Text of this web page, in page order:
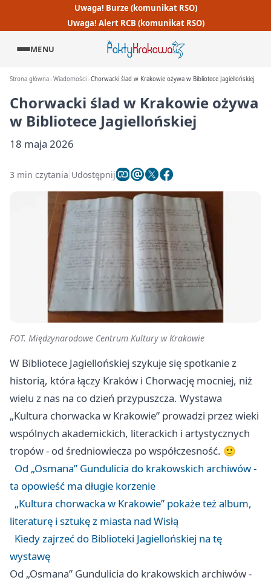
Uwaga! Burze (komunikat RSO)
Uwaga! Alert RCB (komunikat RSO)
MENU
Strona główna Wiadomości Chorwacki ślad w Krakowie ożywa w Bibliotece Jagiellońskiej
Chorwacki ślad w Krakowie ożywa
w Bibliotece Jagiellońskiej
18 maja 2026
3 min czytania Udostępnij
FOT. Międzynarodowe Centrum Kultury w Krakowie
W Bibliotece Jagiellońskiej szykuje się spotkanie z
historią, która łączy Kraków i Chorwację mocniej, niż
wielu z nas na co dzień przypuszcza. Wystawa
„Kultura chorwacka w Krakowie” prowadzi przez wieki
wspólnych akademickich, literackich i artystycznych
tropów - od średniowiecza po współczesność. 🙂
Od „Osmana” Gundulicia do krakowskich archiwów -
ta opowieść ma długie korzenie
„Kultura chorwacka w Krakowie” pokaże też album,
literaturę i sztukę z miasta nad Wisłą
Kiedy zajrzeć do Biblioteki Jagiellońskiej na tę
wystawę
Od „Osmana” Gundulicia do krakowskich archiwów -